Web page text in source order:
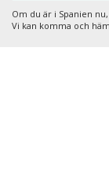
Om du är i Spanien
Vi kan komma och